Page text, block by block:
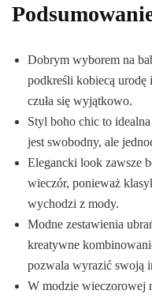
Dobrym wyborem na
podkreśli kobiecą urodę
czuła się wyjątkowo.
Styl boho chic to
jest swobodny, ale
Elegancki look zawsze
wieczór, ponieważ
wychodzi z mody.
Modne zestawienia
kreatywne
pozwala wyrazić swoją
W modzie wieczorowej